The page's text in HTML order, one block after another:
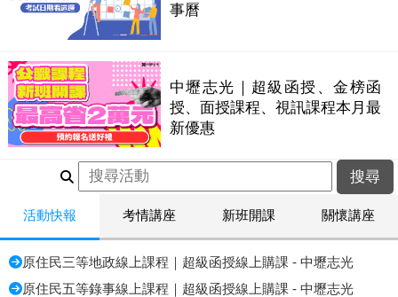
事曆
中壢志光｜超級函授、金榜函
授、面授課程、視訊課程本月最
新優惠
活動快報 考情講座 新班開課 關懷講座
原住民三等地政線上課程｜超級函授線上購課 - 中壢志光
原住民五等錄事線上課程｜超級函授線上購課 - 中壢志光